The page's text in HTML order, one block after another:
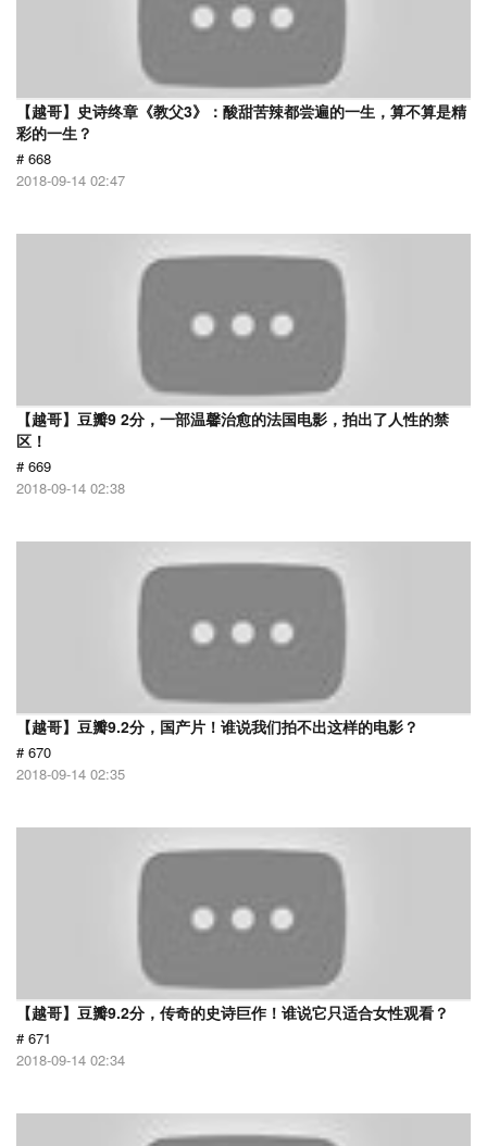
【越哥】史诗终章《教父3》：酸甜苦辣都尝遍的一生，算不算是精
彩的一生？
# 668
2018-09-14 02:47
【越哥】豆瓣9 2分，一部温馨治愈的法国电影，拍出了人性的禁
区！
# 669
2018-09-14 02:38
【越哥】豆瓣9.2分，国产片！谁说我们拍不出这样的电影？
# 670
2018-09-14 02:35
【越哥】豆瓣9.2分，传奇的史诗巨作！谁说它只适合女性观看？
# 671
2018-09-14 02:34